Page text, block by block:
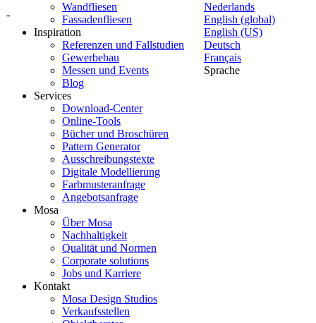
-
Nederlands
English (global)
English (US)
Deutsch
Français
Sprache
Wandfliesen
Fassadenfliesen
Inspiration
Referenzen und Fallstudien
Gewerbebau
Messen und Events
Blog
Services
Download-Center
Online-Tools
Bücher und Broschüren
Pattern Generator
Ausschreibungstexte
Digitale Modellierung
Farbmusteranfrage
Angebotsanfrage
Mosa
Über Mosa
Nachhaltigkeit
Qualität und Normen
Corporate solutions
Jobs und Karriere
Kontakt
Mosa Design Studios
Verkaufsstellen